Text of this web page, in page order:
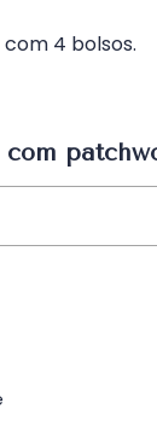
4 bolsos.
com